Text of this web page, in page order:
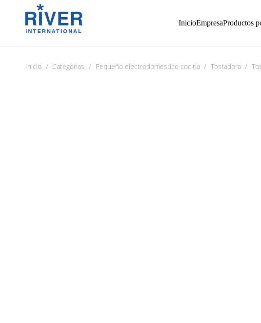
InicioEmpresaProductos
Inicio / Categorias / Pequeño electrodomestico cocina / Tostadora /